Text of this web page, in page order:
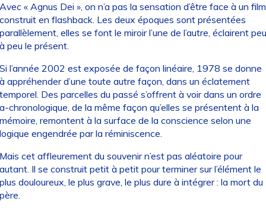
« Agnus Dei », on n’a pas la sensation d’être face à un film
en flashback. Les deux époques sont présentées
elles se font le miroir l’une de l’autre, éclairent peu
peu le présent.
l’année 2002 est exposée de façon linéaire, 1978 se donne
appréhender d’une toute autre façon, dans un éclatement
Des parcelles du passé s’offrent à voir dans un ordre
chronologique, de la même façon qu’elles se présentent à la
remontent à la surface de la conscience selon une
engendrée par la réminiscence.
cet affleurement du souvenir n’est pas aléatoire pour
Il se construit petit à petit pour terminer sur l’élément le
douloureux, le plus grave, le plus dure à intégrer : la mort du